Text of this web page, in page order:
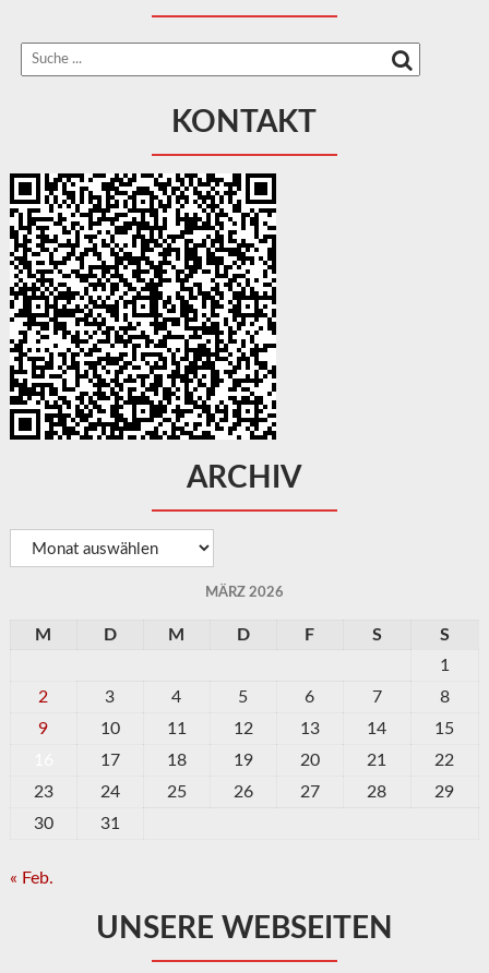
KONTAKT
ARCHIV
Archiv
MÄRZ 2026
M D M D F S
S
1
2
3 4 5 6 7
8
9
10 11 12 13 14
15
17 18 19 20 21
22
23
24 25 26 27 28
29
30
31
« Feb.
UNSERE WEBSEITEN